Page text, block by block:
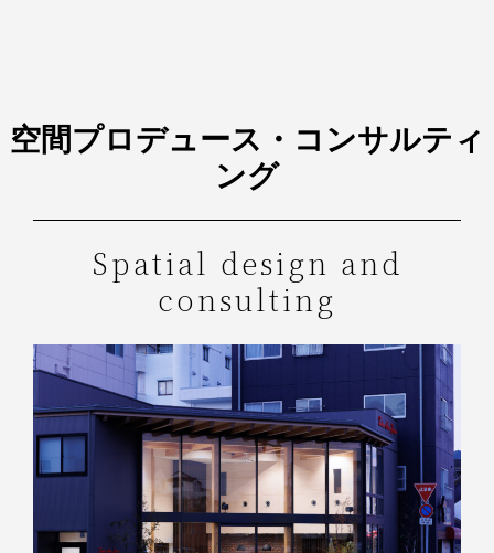
空間プロデュース・コンサルティ
ング
Spatial design and
consulting